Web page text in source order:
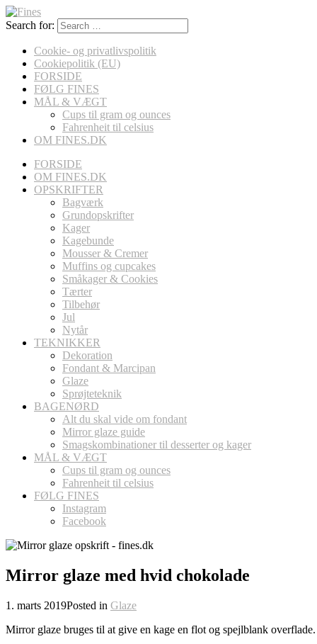
Search for:
Cookie- og privatlivspolitik
Cookiepolitik (EU)
FORSIDE
FØLG FINES
MÅL & VÆGT
Cups til gram og ounces
Fahrenheit til celsius
OM FINES.DK
FORSIDE
OM FINES.DK
OPSKRIFTER
Bagværk
Grundopskrifter
Kager
Kagebunde
Mousser & Cremer
Muffins og cupcakes
Småkager & Cookies
Tærter
Tilbehør
Jul
Nytår
TEKNIKKER
Dekoration
Fondant & Marcipan
Glaze
Sprøjteteknik
BAGENØRD
Alt du skal vide om fondant
Mirror glaze guide
Smagskombinationer til desserter og kager
MÅL & VÆGT
Cups til gram og ounces
Fahrenheit til celsius
FØLG FINES
Instagram
Facebook
Mirror glaze med hvid chokolade
1. marts 2019Posted in Glaze
Mirror glaze bruges til at give en kage en flot og spejlblank